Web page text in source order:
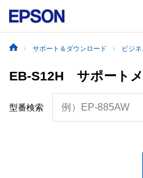
サポート＆ダウンロード ビジ
EB-S12H サポート
型番検索 例）EP-885AW